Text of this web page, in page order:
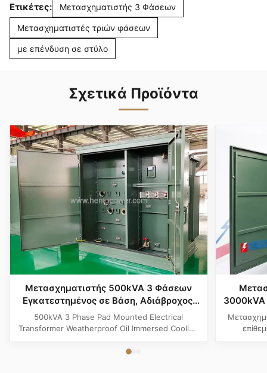
Ετικέτες: Μετασχηματιστής 3 Φάσεων
Μετασχηματιστές τριών φάσεων
με επένδυση σε στύλο
Σχετικά Προϊόντα
Μετασχηματιστής 500kVA 3 Φάσεων
Εγκατεστημένος σε Βάση, Αδιάβροχος,
Ψύξη με Εμβάπτιση σε Λάδι
500kVA 3 Phase Pad Mounted Electrical
Transformer Weatherproof Oil Immersed Cooling
Distribution transformer, power transformer, Oil-
3000kVA
σε